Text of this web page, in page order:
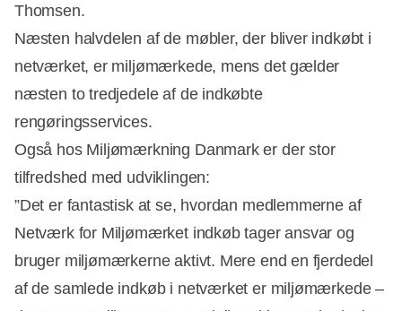
Thomsen.
Næsten halvdelen af de møbler, der bliver indkøbt i
netværket, er miljømærkede, mens det gælder
næsten to tredjedele af de indkøbte
rengøringsservices.
Også hos Miljømærkning Danmark er der stor
tilfredshed med udviklingen:
”Det er fantastisk at se, hvordan medlemmerne af
Netværk for Miljømærket indkøb tager ansvar og
bruger miljømærkerne aktivt. Mere end en fjerdedel
af de samlede indkøb i netværket er miljømærkede –